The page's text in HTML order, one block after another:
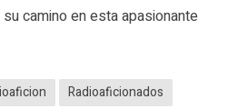
camino en esta apasionante
Radioaficionados